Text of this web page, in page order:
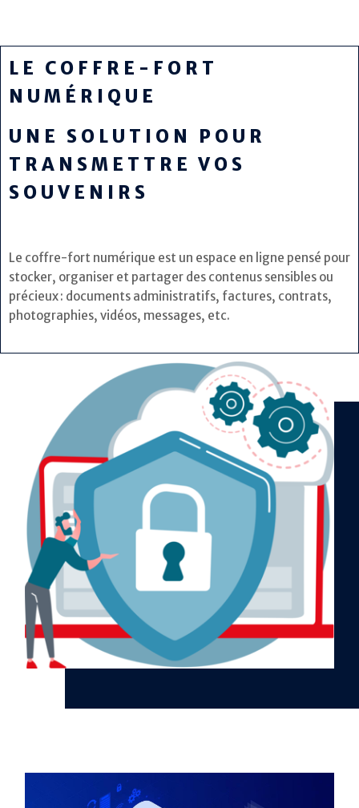
LE COFFRE-FORT
NUMÉRIQUE
UNE SOLUTION POUR
TRANSMETTRE VOS
SOUVENIRS
Le coffre-fort numérique est un espace en ligne pensé pour
stocker, organiser et partager des contenus sensibles ou
précieux : documents administratifs, factures, contrats,
photographies, vidéos, messages, etc.